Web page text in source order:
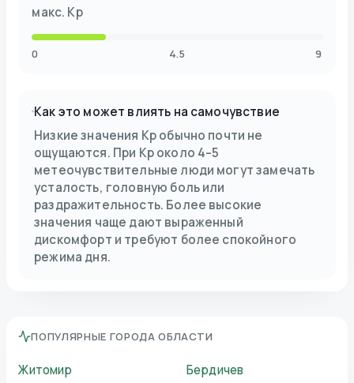
макс. Kp
0 4.5 9
Как это может влиять на самочувствие
Низкие значения Kp обычно почти не
ощущаются. При Kp около 4–5
метеочувствительные люди могут замечать
усталость, головную боль или
раздражительность. Более высокие
значения чаще дают выраженный
дискомфорт и требуют более спокойного
режима дня.
ПОПУЛЯРНЫЕ ГОРОДА ОБЛАСТИ
Житомир Бердичев